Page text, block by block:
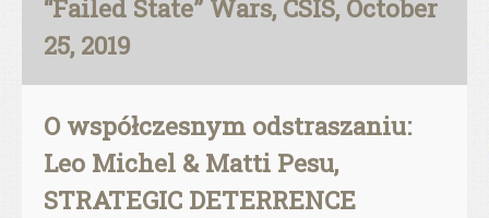
“Failed State” Wars, CSIS, October
25, 2019
O współczesnym odstraszaniu:
Leo Michel & Matti Pesu,
STRATEGIC DETERRENCE